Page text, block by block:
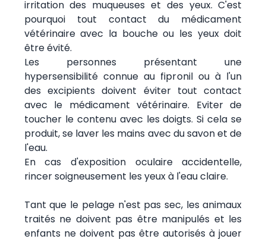
irritation des muqueuses et des yeux. C'est
pourquoi tout contact du médicament
vétérinaire avec la bouche ou les yeux doit
être évité.
Les personnes présentant une
hypersensibilité connue au fipronil ou à l'un
des excipients doivent éviter tout contact
avec le médicament vétérinaire. Eviter de
toucher le contenu avec les doigts. Si cela se
produit, se laver les mains avec du savon et de
l'eau.
En cas d'exposition oculaire accidentelle,
rincer soigneusement les yeux à l'eau claire.
Tant que le pelage n'est pas sec, les animaux
traités ne doivent pas être manipulés et les
enfants ne doivent pas être autorisés à jouer